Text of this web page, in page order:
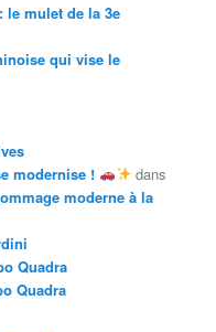
le mulet de la 3e
qui vise le
modernise !
dans
moderne à la
Quadra
Quadra